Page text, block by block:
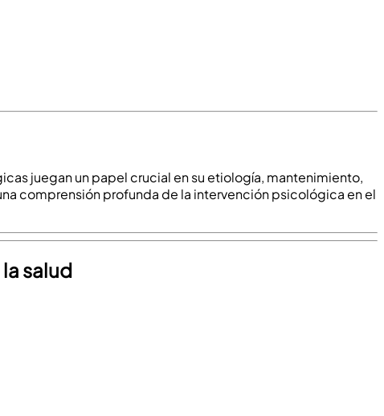
juegan un papel crucial en su etiología, mantenimiento,
comprensión profunda de la intervención psicológica en el
salud